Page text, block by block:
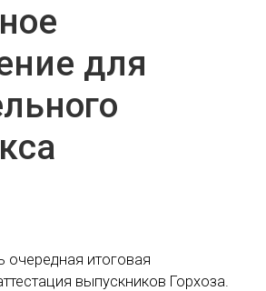
для
очередная итоговая
выпускников Горхоза.